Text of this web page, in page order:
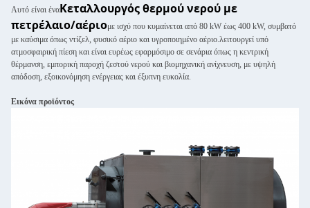
Αυτό είναι έναΚεταλλουργός θερμού νερού με
πετρέλαιο/αέριομε ισχύ που κυμαίνεται από 80 kW έως 400 kW, συμβατό
με καύσιμα όπως ντίζελ, φυσικό αέριο και υγροποιημένο αέριο.λειτουργεί υπό
ατμοσφαιρική πίεση και είναι ευρέως εφαρμόσιμο σε σενάρια όπως η κεντρική
θέρμανση, εμπορική παροχή ζεστού νερού και βιομηχανική ανίχνευση, με υψηλή
απόδοση, εξοικονόμηση ενέργειας και έξυπνη ευκολία.
Εικόνα προϊόντος